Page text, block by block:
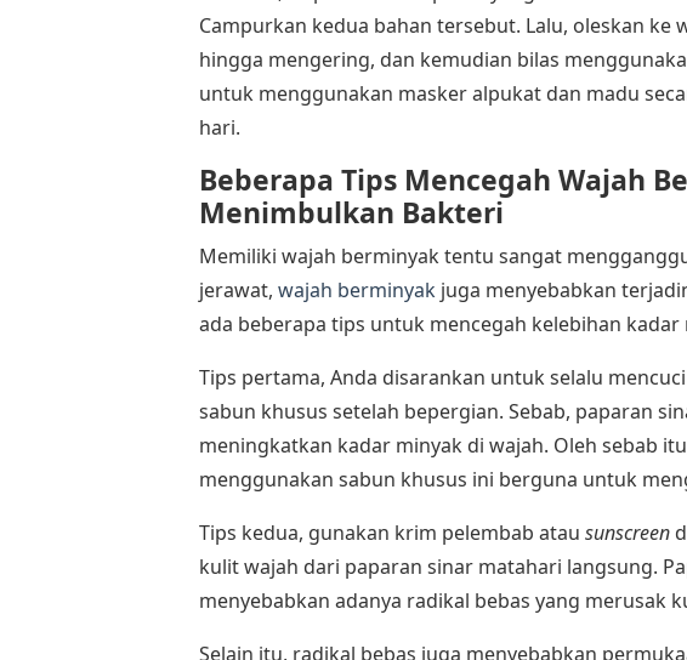
Campurkan kedua bahan tersebut. Lalu, oleskan ke
hingga mengering, dan kemudian bilas
untuk menggunakan masker alpukat dan madu
hari.
Beberapa Tips Mencegah Wajah
Menimbulkan Bakteri
Memiliki wajah berminyak tentu sangat
jerawat, wajah berminyak juga menyebabkan
ada beberapa tips untuk mencegah kelebihan kadar
Tips pertama, Anda disarankan untuk selalu
sabun khusus setelah bepergian. Sebab, paparan
meningkatkan kadar minyak di wajah. Oleh sebab
menggunakan sabun khusus ini berguna untuk
Tips kedua, gunakan krim pelembab atau sunscreen
kulit wajah dari paparan sinar matahari langsung.
menyebabkan adanya radikal bebas yang merusak
Selain itu, radikal bebas juga menyebabkan